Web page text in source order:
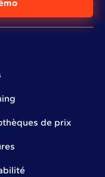
de prix